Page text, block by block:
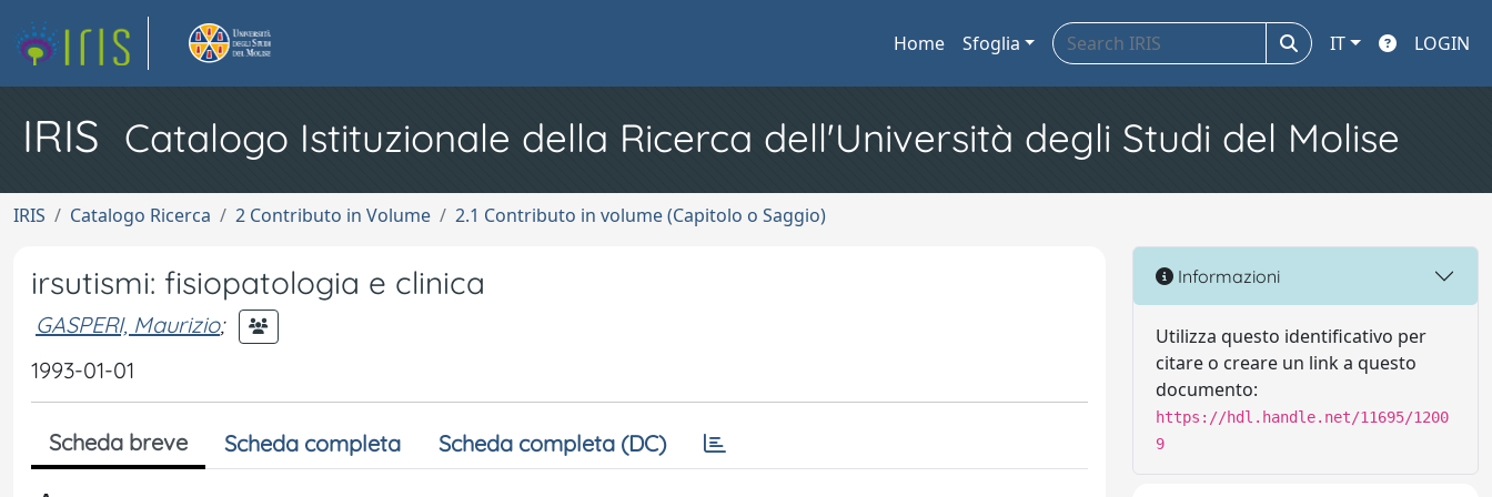
Home Sfoglia IT LOGIN
IRIS Catalogo Istituzionale della Ricerca dell'Università degli Studi del Molise
IRIS Catalogo Ricerca 2 Contributo in Volume 2.1 Contributo in volume (Capitolo o Saggio)
irsutismi: fisiopatologia e clinica
GASPERI, Maurizio;
1993-01-01
Scheda breve Scheda completa Scheda completa (DC)
Informazioni
Utilizza questo identificativo per
citare o creare un link a questo
documento:
https://hdl.handle.net/11695/1200
9